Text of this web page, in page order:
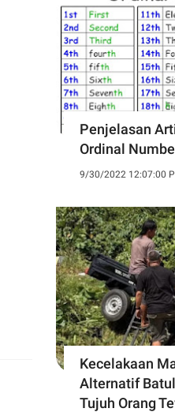
Penjelasan
Ordinal
9/30/2022 12:07:00
Kecelakaan
Alternatif
Tujuh Orang